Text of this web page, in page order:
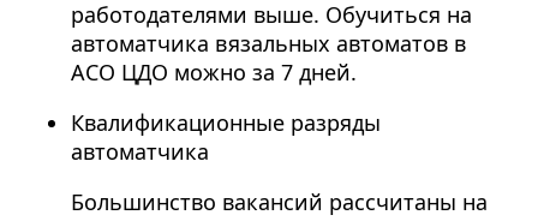
работодателями выше. Обучиться на
автоматчика вязальных автоматов в
АСО ЦДО можно за 7 дней.
Квалификационные разряды
автоматчика
Большинство вакансий рассчитаны на